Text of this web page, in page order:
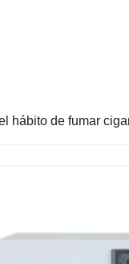
hábito de fumar